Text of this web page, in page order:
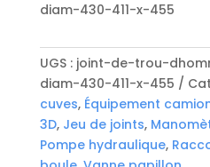
diam-430-411-x-455
UGS : joint-de-trou-
diam-430-411-x-455
cuves, Équipement
3D, Jeu de joints,
Pompe hydraulique,